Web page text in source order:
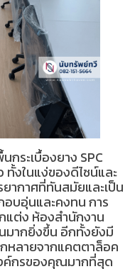
ระเบื้องยาง SPC
ทั้งในแง่ของดีไซน์และ
ากาศที่ทันสมัยและเป็น
อบอุ่นและคงทน การ
แต่ง ห้องสำนักงาน
มากยิ่งขึ้น อีกทั้งยังมี
หลายจากแคตตาล็อค
ค์กรของคุณมากที่สุด